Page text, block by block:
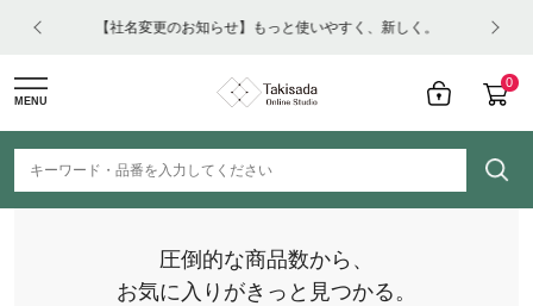
【社名変更のお知らせ】もっと使いやすく、新しく。
0
MENU
圧倒的な商品数から、
お気に入りがきっと見つかる。